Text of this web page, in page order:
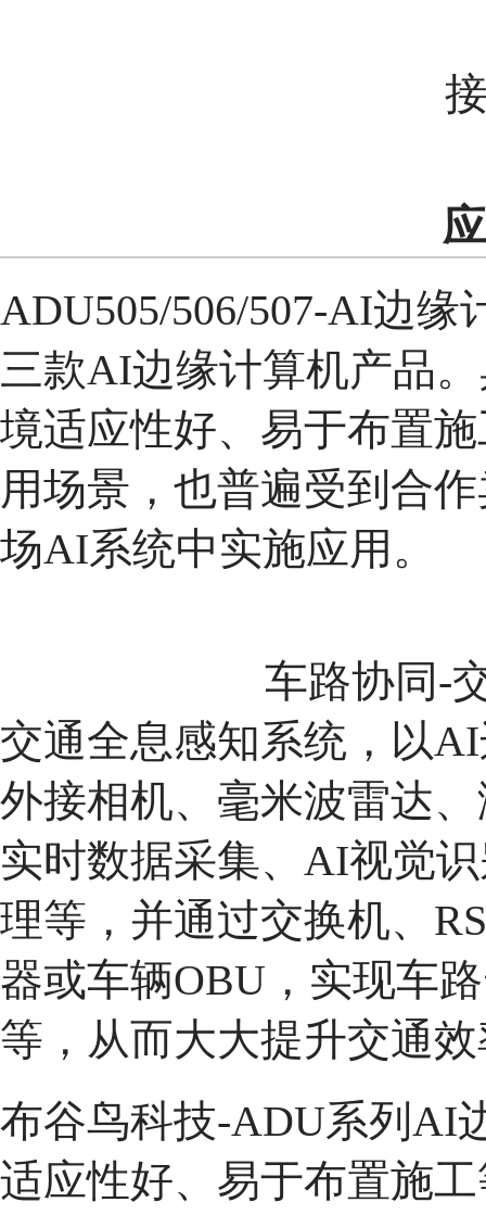
ADU505/506/507-AI边
三款AI边缘计算机产品
境适应性好、易于布置
用场景，也普遍受到合
场AI系统中实施应用。
车路协同-
交通全息感知系统，以
外接相机、毫米波雷达
实时数据采集、AI视觉
理等，并通过交换机、
器或车辆OBU，实现车
等，从而大大提升交通
布谷鸟科技-ADU系列AI
适应性好、易于布置施